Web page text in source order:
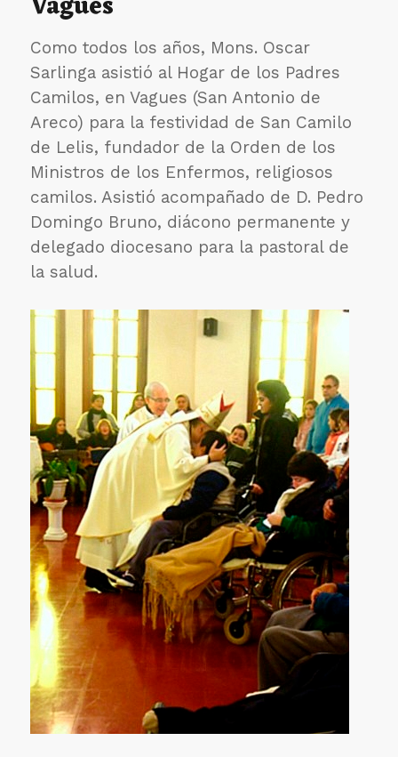
Como todos los años, Mons. Oscar
Sarlinga asistió al Hogar de los Padres
Camilos, en Vagues (San Antonio de
Areco) para la festividad de San Camilo
de Lelis, fundador de la Orden de los
Ministros de los Enfermos, religiosos
camilos. Asistió acompañado de D. Pedro
Domingo Bruno, diácono permanente y
delegado diocesano para la pastoral de
la salud.